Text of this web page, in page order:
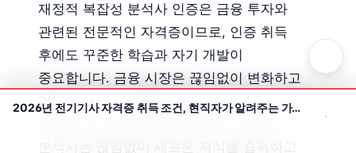
재정적 복잡성 분석사 인증은 금융 투자와
관련된 전문적인 자격증이므로, 인증 취득
후에도 꾸준한 학습과 자기 개발이
중요합니다. 금융 시장은 끊임없이 변화하고
있으며, 새로운 금융 상품과 투자 전략이
2026년 전기기사 자격증 취득 조건, 현직자가 알려주는 가장 빠르고 확실한 방법